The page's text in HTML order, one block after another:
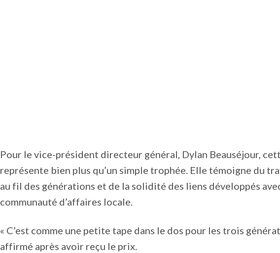
Pour le vice-président directeur général, Dylan Beauséjour,
représente bien plus qu’un simple trophée. Elle témoigne du
au fil des générations et de la solidité des liens développés
communauté d’affaires locale.
« C’est comme une petite tape dans le dos pour les trois
affirmé après avoir reçu le prix.